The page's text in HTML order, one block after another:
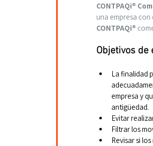
CONTPAQi®
una empresa
CONTPAQi®
Objetivos de
La finalidad
empresa y
antigüedad.
Evitar
Filtrar los
Revisar si